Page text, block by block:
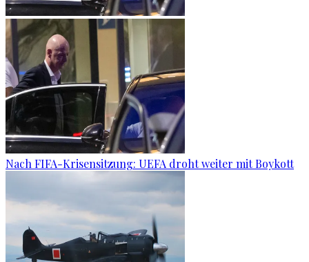
Nach FIFA-Krisensitzung: UEFA droht weiter mit Boykott